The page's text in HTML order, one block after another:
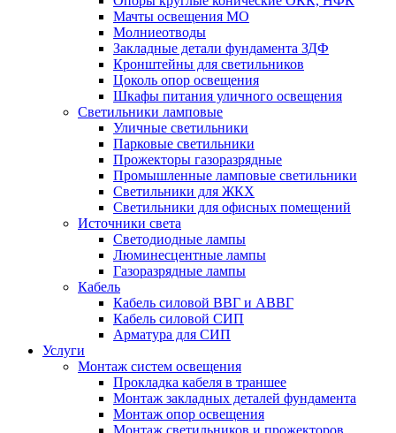
Мачты освещения МО
Молниеотводы
Закладные детали фундамента ЗДФ
Кронштейны для светильников
Цоколь опор освещения
Шкафы питания уличного освещения
Светильники ламповые
Уличные светильники
Парковые светильники
Прожекторы газоразрядные
Промышленные ламповые светильники
Светильники для ЖКХ
Светильники для офисных помещений
Источники света
Светодиодные лампы
Люминесцентные лампы
Газоразрядные лампы
Кабель
Кабель силовой ВВГ и АВВГ
Кабель силовой СИП
Арматура для СИП
Услуги
Монтаж систем освещения
Прокладка кабеля в траншее
Монтаж закладных деталей фундамента
Монтаж опор освещения
Монтаж светильников и прожекторов